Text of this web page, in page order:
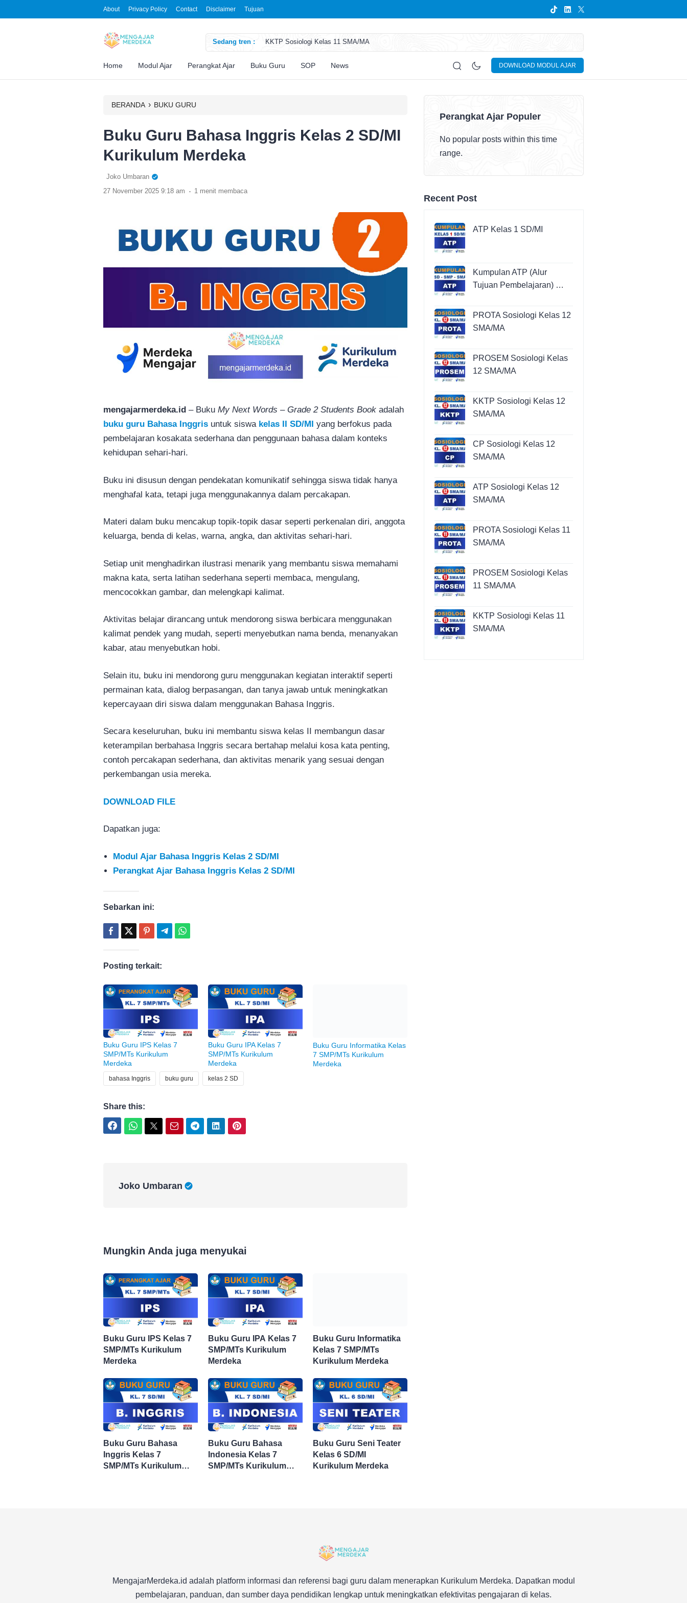
About Privacy Policy Contact Disclaimer Tujuan
Sedang tren :
KKTP Sosiologi Kelas 11 SMA/MA
ATP Seni Rupa Kelas 11 SMA/MA
ATP Sosiologi Kelas 11 SMA/MA
DOWNLOAD MODUL AJAR
Home Modul Ajar Perangkat Ajar Buku Guru SOP News
BERANDA › BUKU GURU
Buku Guru Bahasa Inggris Kelas 2 SD/MI
Kurikulum Merdeka
Joko Umbaran
27 November 2025 9:18 am . 1 menit membaca
mengajarmerdeka.id – Buku My Next Words – Grade 2 Students Book adalah
buku guru Bahasa Inggris untuk siswa kelas II SD/MI
yang berfokus pada
pembelajaran kosakata sederhana dan penggunaan bahasa dalam konteks
kehidupan sehari-hari.
Buku ini disusun dengan pendekatan komunikatif sehingga siswa tidak hanya
menghafal kata, tetapi juga menggunakannya dalam percakapan.
Materi dalam buku mencakup topik-topik dasar seperti perkenalan diri, anggota
keluarga, benda di kelas, warna, angka, dan aktivitas sehari-hari.
Setiap unit menghadirkan ilustrasi menarik yang membantu siswa memahami
makna kata, serta latihan sederhana seperti membaca, mengulang,
mencocokkan gambar, dan melengkapi kalimat.
Aktivitas belajar dirancang untuk mendorong siswa berbicara menggunakan
kalimat pendek yang mudah, seperti menyebutkan nama benda, menanyakan
kabar, atau menyebutkan hobi.
Selain itu, buku ini mendorong guru menggunakan kegiatan interaktif seperti
permainan kata, dialog berpasangan, dan tanya jawab untuk meningkatkan
kepercayaan diri siswa dalam menggunakan Bahasa Inggris.
Secara keseluruhan, buku ini membantu siswa kelas II membangun dasar
keterampilan berbahasa Inggris secara bertahap melalui kosa kata penting,
contoh percakapan sederhana, dan aktivitas menarik yang sesuai dengan
perkembangan usia mereka.
DOWNLOAD FILE
Dapatkan juga:
Modul Ajar Bahasa Inggris Kelas 2 SD/MI
Perangkat Ajar Bahasa Inggris Kelas 2 SD/MI
Sebarkan ini:
Posting terkait:
Buku Guru IPS Kelas 7
SMP/MTs Kurikulum
Merdeka
Buku Guru IPA Kelas 7
SMP/MTs Kurikulum
Merdeka
Buku Guru Informatika Kelas
7 SMP/MTs Kurikulum
Merdeka
bahasa Inggris buku guru kelas 2 SD
Share this:
Joko Umbaran
Mungkin Anda juga menyukai
Buku Guru IPS Kelas 7
SMP/MTs Kurikulum
Merdeka
Buku Guru IPA Kelas 7
SMP/MTs Kurikulum
Merdeka
Buku Guru Informatika
Kelas 7 SMP/MTs
Kurikulum Merdeka
Buku Guru Bahasa
Inggris Kelas 7
SMP/MTs Kurikulum
Buku Guru Bahasa
Indonesia Kelas 7
SMP/MTs Kurikulum
Buku Guru Seni Teater
Kelas 6 SD/MI
Kurikulum Merdeka
Perangkat Ajar Populer
No popular posts within this time
range.
Recent Post
ATP Kelas 1 SD/MI
Kumpulan ATP (Alur
Tujuan Pembelajaran) …
PROTA Sosiologi Kelas 12
SMA/MA
PROSEM Sosiologi Kelas
12 SMA/MA
KKTP Sosiologi Kelas 12
SMA/MA
CP Sosiologi Kelas 12
SMA/MA
ATP Sosiologi Kelas 12
SMA/MA
PROTA Sosiologi Kelas 11
SMA/MA
PROSEM Sosiologi Kelas
11 SMA/MA
KKTP Sosiologi Kelas 11
SMA/MA
MengajarMerdeka.id adalah platform informasi dan referensi bagi guru dalam menerapkan Kurikulum Merdeka. Dapatkan modul
pembelajaran, panduan, dan sumber daya pendidikan lengkap untuk meningkatkan efektivitas pengajaran di kelas.